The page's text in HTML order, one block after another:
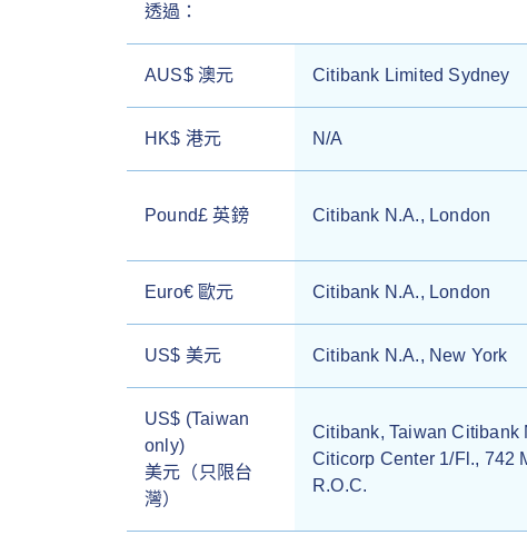
透過：
AUS$ 澳元 Citibank Limited Sydney
HK$ 港元 N/A
Pound£ 英鎊 Citibank N.A., London
Euro€ 歐元 Citibank N.A., London
US$ 美元 Citibank N.A., New York
US$ (Taiwan
only)
美元（只限台
灣）
Citibank, Taiwan Citibank
Citicorp Center 1/Fl., 742
R.O.C.